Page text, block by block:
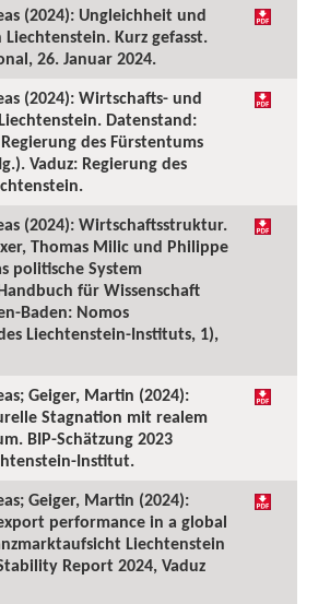
(2024): Ungleichheit und
Kurz gefasst.
26. Januar 2024.
(2024): Wirtschafts- und
Datenstand:
des Fürstentums
Vaduz: Regierung des
(2024): Wirtschaftsstruktur.
Thomas Milic und Philippe
politische System
für Wissenschaft
Baden: Nomos
Liechtenstein-Instituts, 1),
Geiger, Martin (2024):
Stagnation mit realem
BIP-Schätzung 2023
Institut.
Geiger, Martin (2024):
performance in a global
Liechtenstein
Report 2024, Vaduz